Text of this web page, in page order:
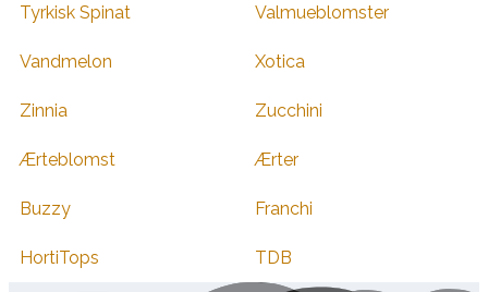
Tyrkisk Spinat Valmueblomster
Vandmelon Xotica
Zinnia Zucchini
Ærteblomst Ærter
Buzzy Franchi
HortiTops TDB